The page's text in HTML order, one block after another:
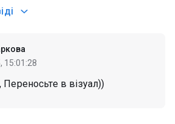
15:01:28
, Переносьте в візуал))